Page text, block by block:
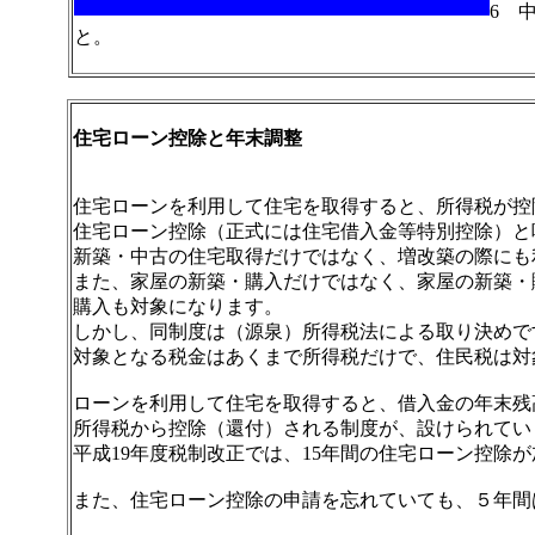
6 中
と。
住宅ローン控除と年末調整
住宅ローンを利用して住宅を取得すると、所得税が
住宅ローン控除（正式には住宅借入金等特別控除）
新築・中古の住宅取得だけではなく、増改築の際に
また、家屋の新築・購入だけではなく、家屋の新築
購入も対象になります。
しかし、同制度は（源泉）所得税法による取り決め
対象となる税金はあくまで所得税だけで、住民税は
ローンを利用して住宅を取得すると、借入金の年末
所得税から控除（還付）される制度が、設けられて
平成19年度税制改正では、15年間の住宅ローン控除
また、住宅ローン控除の申請を忘れていても、５年